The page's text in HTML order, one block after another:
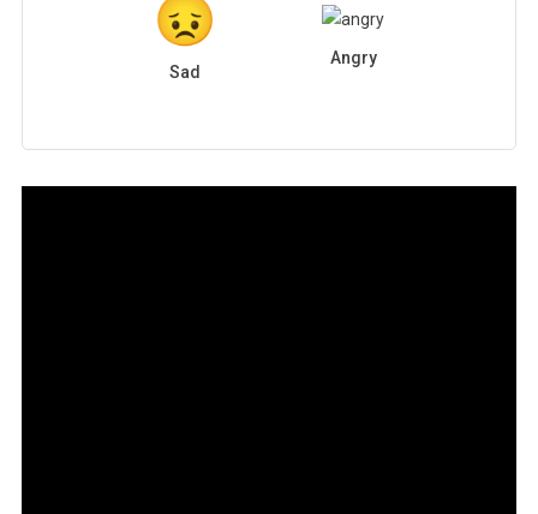
Sad
Angry